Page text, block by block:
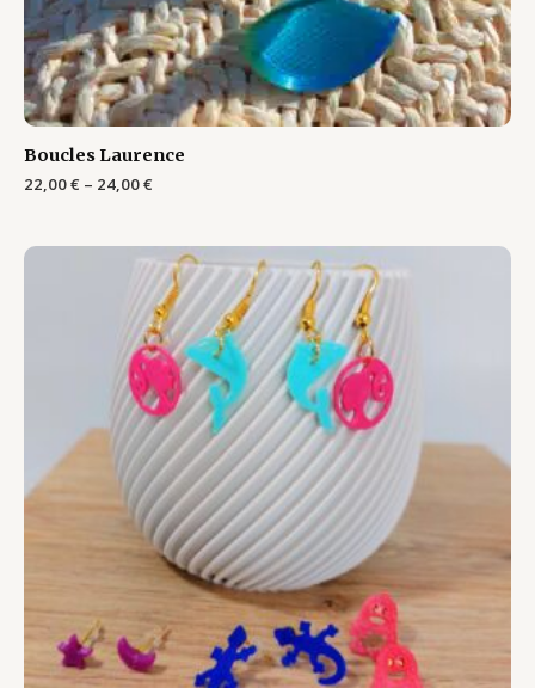
Boucles Laurence
22,00€ – 24,00€